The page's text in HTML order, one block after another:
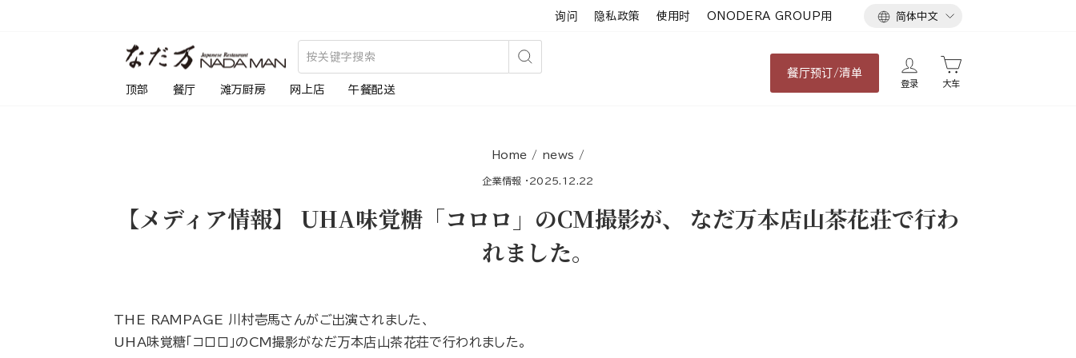
询问 隐私政策 使用时 ONODERA GROUP用
语
简体中文
搜
顶部 餐厅 滩万厨房 网上店 午餐配送
餐厅预订/清单
登录 大车
Home / news /
企業情報 · 2025.12.22
【メディア情報】 UHA味覚糖「コロロ」のCM撮影が、 なだ万本店山茶花荘で行わ
れました。
THE RAMPAGE 川村壱馬さんがご出演されました、
UHA味覚糖「コロロ」のCM撮影がなだ万本店山茶花荘で行われました。